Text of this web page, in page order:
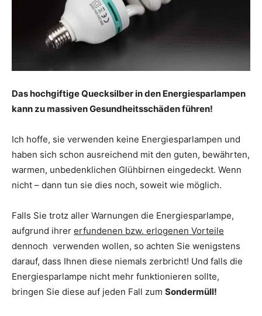
Das hochgiftige Quecksilber in den Energiesparlampen
kann zu massiven Gesundheitsschäden führen!
Ich hoffe, sie verwenden keine Energiesparlampen und
haben sich schon ausreichend mit den guten, bewährten,
warmen, unbedenklichen Glühbirnen eingedeckt. Wenn
nicht – dann tun sie dies noch, soweit wie möglich.
Falls Sie trotz aller Warnungen die Energiesparlampe,
aufgrund ihrer erfundenen bzw. erlogenen Vorteile
dennoch verwenden wollen, so achten Sie wenigstens
darauf, dass Ihnen diese niemals zerbricht! Und falls die
Energiesparlampe nicht mehr funktionieren sollte,
bringen Sie diese auf jeden Fall zum Sondermüll!